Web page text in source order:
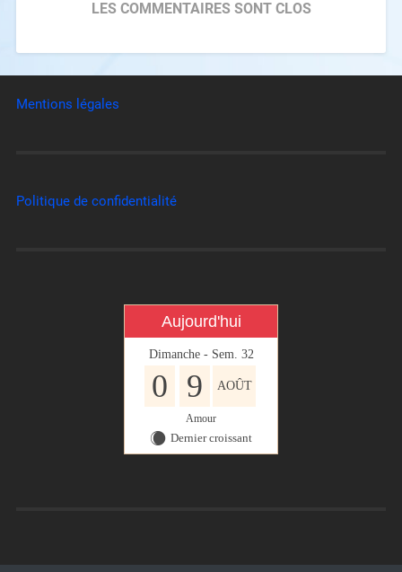
LES COMMENTAIRES SONT CLOS
Mentions légales
Politique de confidentialité
Aujourd'hui
Dimanche - Sem. 32
0 9 AOÛT
Amour
X Dernier croissant